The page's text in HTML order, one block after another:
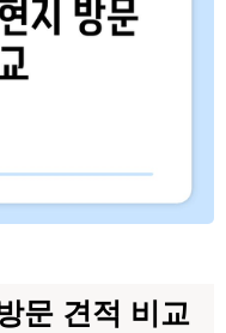
문 견적 비교